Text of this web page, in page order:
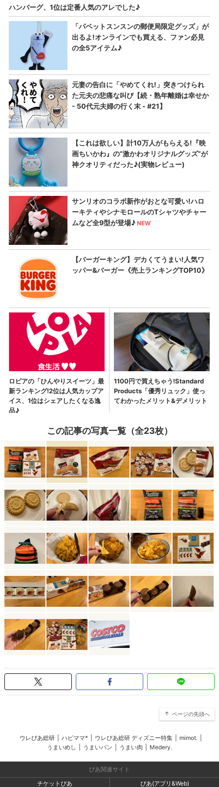
この記事の写真一覧（全23枚）
ページの先頭へ
ウレぴあ総研 ハピママ* ウレぴあ総研 ディズニー特集 mimot.
うまいめし
うまいパン うまい肉 Medery.
ぴあ関連サイト
チケットぴあ
ぴあ(アプリ&Web)